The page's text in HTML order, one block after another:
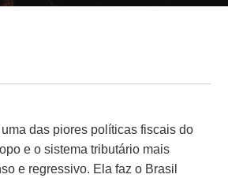
uma das piores políticas fiscais do
e o sistema tributário mais
e regressivo. Ela faz o Brasil